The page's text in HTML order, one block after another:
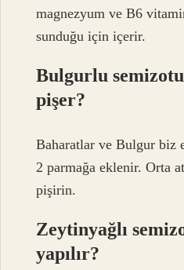
magnezyum ve B6
sunduğu için içerir.
Bulgurlu
pişer?
Baharatlar ve Bulgur biz
2 parmağa eklenir. Orta
pişirin.
Zeytinyağlı
yapılır?